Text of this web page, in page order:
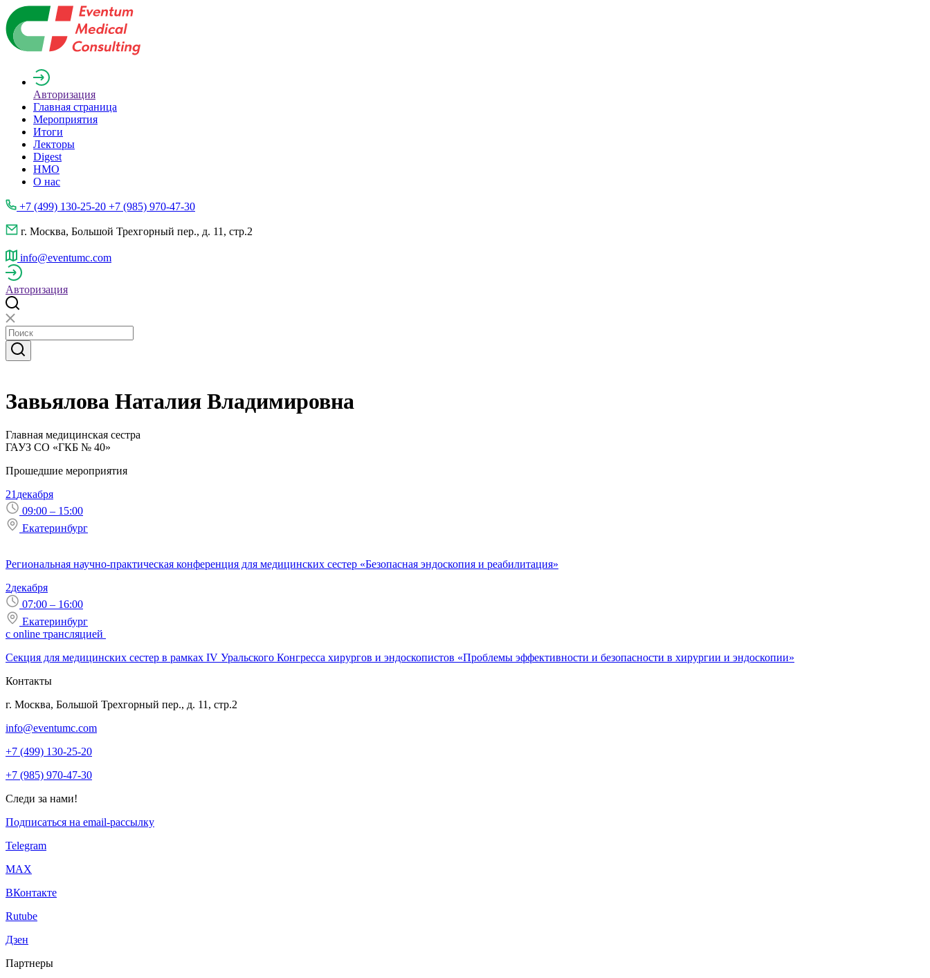
Авторизация
Главная страница
Мероприятия
Итоги
Лекторы
Digest
НМО
О нас
+7 (499) 130-25-20 +7 (985) 970-47-30
г. Москва, Большой Трехгорный пер., д. 11, стр.2
info@eventumc.com
Авторизация
Завьялова Наталия Владимировна
Главная медицинская сестра
ГАУЗ СО «ГКБ № 40»
Прошедшие мероприятия
21 декабря
09:00 – 15:00
Екатеринбург
Региональная научно-практическая конференция для медицинских сестер «Безопасная эндоскопия и реабилитация»
2декабря
07:00 – 16:00
Екатеринбург
с online трансляцией
Секция для медицинских сестер в рамках IV Уральского Конгресса хирургов и эндоскопистов «Проблемы эффективности и безопасности в хирургии и эндоскопии»
Контакты
г. Москва, Большой Трехгорный пер., д. 11, стр.2
info@eventumc.com
+7 (499) 130-25-20
+7 (985) 970-47-30
Следи за нами!
Подписаться на email-рассылку
Telegram
МАХ
ВКонтакте
Rutube
Дзен
Партнеры